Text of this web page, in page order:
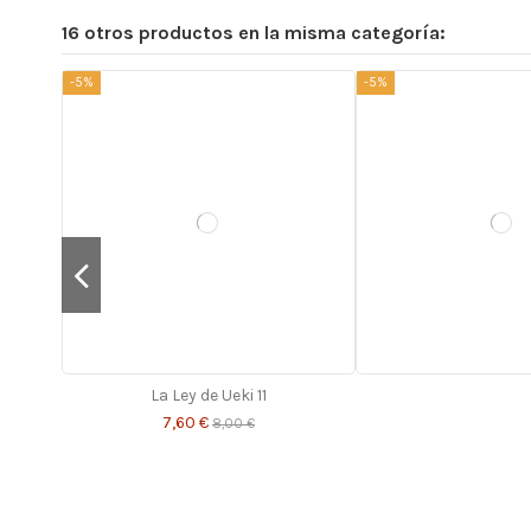
16 otros productos en la misma categoría:
-5%
La Ley de Ueki 11
7,60 € 8,00 €
-5%